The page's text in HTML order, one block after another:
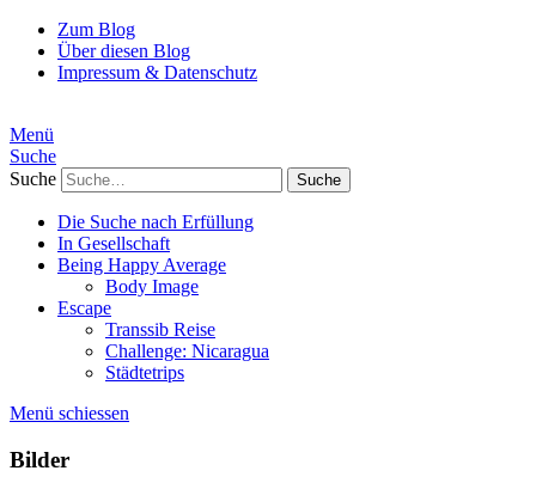
Zum Blog
Über diesen Blog
Impressum & Datenschutz
Menü
Suche
Suche
Die Suche nach Erfüllung
In Gesellschaft
Being Happy Average
Body Image
Escape
Transsib Reise
Challenge: Nicaragua
Städtetrips
Menü schiessen
Bilder